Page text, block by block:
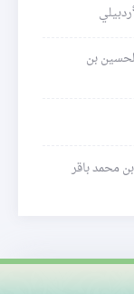
بن
محمد باقر